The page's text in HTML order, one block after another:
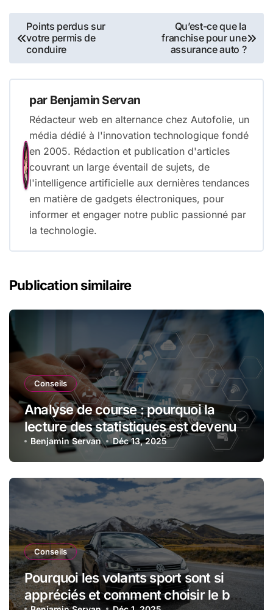
Navigation
de
l’article
Points perdus sur
votre permis de
conduire
Qu’est-ce que la
franchise pour une
assurance auto ?
par Benjamin Servan
Rédacteur web en alternance chez Autofolie, un
média dédié à l'innovation technologique fondé
en 2005. Rédaction et publication d'articles
couvrant un large éventail de sujets, de
l'intelligence artificielle aux dernières tendances
en matière de gadgets électroniques, pour
informer et engager notre public passionné par
la technologie.
Publication similaire
Conseils
Analyse de course : pourquoi la
lecture des statistiques est devenue
essentielle en sport automobile
Benjamin Servan Déc 13, 2025
Conseils
Pourquoi les volants sport sont si
appréciés et comment choisir le bon